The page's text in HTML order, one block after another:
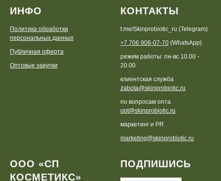
ИНФО
Политика обработки
персональных данных
Публичная оферта
Оптовые закупки
КОНТАКТЫ
t.me/Skinprobiotic_ru (Telegram)
+7 706 906-07-70 (WhatsApp)
режим работы: пн-вс 10.00 -
20.00
клиентская служба
zabota@skinprobiotic.ru
по вопросам опта
opt@skinprobiotic.ru
маркетинг и PR
marketing@skinprobiotic.ru
ООО «СП
КОСМЕТИКС»
ПОДПИШИСЬ